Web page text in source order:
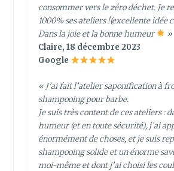
consommer vers le zéro déchet. Je
1000% ses ateliers !(excellente idée
Dans la joie et la bonne humeur
»
Claire, 18 décembre 2023
Google
« J’ai fait l’atelier saponification à
shampooing pour barbe.
Je suis très content de ces ateliers :
humeur (et en toute sécurité), j’ai
énormément de choses, et je suis
shampooing solide et un énorme
moi-même et dont j’ai choisi les